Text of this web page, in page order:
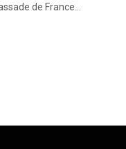
de France...